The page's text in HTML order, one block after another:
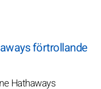
förtrollande
Hathaways